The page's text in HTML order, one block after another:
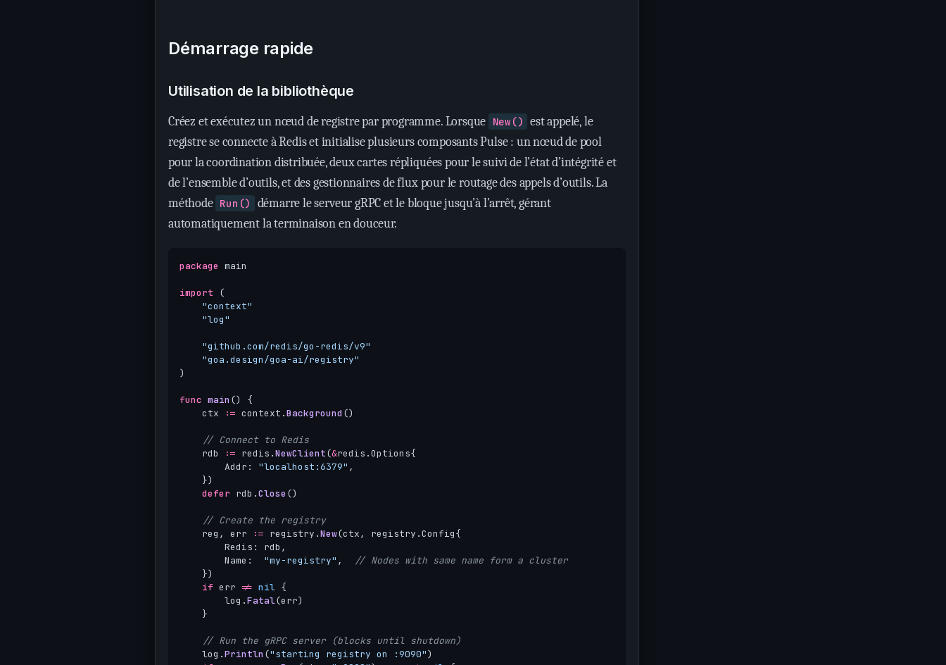
Démarrage rapide
Utilisation de la bibliothèque
Créez et exécutez un nœud de registre par programme. Lorsque New() est appelé, le
registre se connecte à Redis et initialise plusieurs composants Pulse : un nœud de pool
pour la coordination distribuée, deux cartes répliquées pour le suivi de l’état d’intégrité et
de l’ensemble d’outils, et des gestionnaires de flux pour le routage des appels d’outils. La
méthode Run()
démarre le serveur gRPC et le bloque jusqu’à l’arrêt, gérant
automatiquement la terminaison en douceur.
package main
import
(
"context"
"log"
"github.com/redis/go-redis/v9"
"goa.design/goa-ai/registry"
)
func main ()
{
ctx
:= context .Background ()
// Connect to Redis
rdb
:= redis .NewClient(&redis .Options{
Addr : "localhost:6379" ,
})
defer rdb .Close ()
// Create the registry
reg , err := registry .New(ctx, registry .Config{
Redis : rdb ,
Name : "my-registry" ,
// Nodes with same name form a cluster
})
if err != nil {
log .Fatal(err)
}
// Run the gRPC server (blocks until shutdown)
log .Println ("starting registry on :9090")